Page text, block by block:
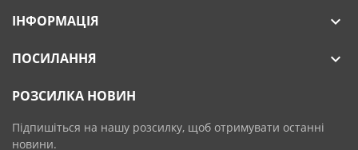
ІНФОРМАЦІЯ 
ПОСИЛАННЯ 
РОЗСИЛКА НОВИН
Підпишіться на нашу розсилку, щоб отримувати останні
новини.